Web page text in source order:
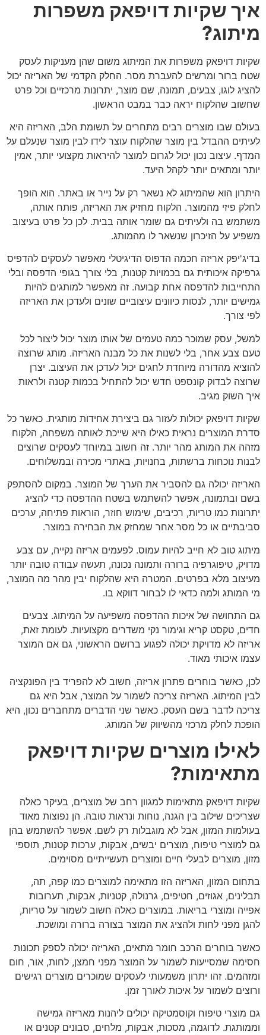
איך שקיות דויפאק משפרות
מיתוג?
שקיות דויפאק משפרות את המיתוג משום שהן מעניקות לעסק
שטח ברור ומרשים להעברת מסר. החלק הקדמי של האריזה יכול
להציג לוגו, צבעים, תמונה, שם מוצר, יתרונות מרכזיים וכל פרט
שחשוב שהלקוח יראה כבר במבט הראשון.
בעולם שבו מוצרים רבים מתחרים על תשומת הלב, האריזה היא
לעיתים ההבדל בין מוצר שהלקוח עוצר לידו לבין מוצר שנעלם על
המדף. עיצוב נכון יכול לגרום למוצר להיראות מקצועי יותר, אמין
יותר ומתאים יותר לקהל היעד.
היתרון הוא שהמיתוג לא נשאר רק על נייר או באתר. הוא הופך
לחלק פיזי מהמוצר. הלקוח מחזיק את האריזה, פותח אותה,
משתמש בה ולעיתים גם שומר אותה בבית. לכן כל פרט בעיצוב
משפיע על הזיכרון שנשאר לו מהמותג.
בדיג'יפק אריזה חכמה הדפוס הדיגיטלי מאפשר לעסקים להדפיס
גרפיקה איכותית גם בכמויות קטנות, בלי צורך בגופי הדפסה ובלי
התחייבות להדפסה אחת קבועה. זה מאפשר למותגים להיות
גמישים יותר, לנסות כיוונים עיצוביים שונים ולעדכן את האריזה
לפי צורך.
למשל, עסק שמוכר כמה טעמים של אותו מוצר יכול ליצור לכל
טעם צבע אחר, בלי לשנות את כל מבנה האריזה. מותג שרוצה
להוציא מהדורה מיוחדת לחגים יכול לעדכן את העיצוב. יצרן
שרוצה לבדוק קונספט חדש יכול להתחיל בכמות קטנה ולראות
איך השוק מגיב.
שקיות דויפאק יכולות לעזור גם ביצירת אחידות מותגית. כאשר כל
סדרת המוצרים נראית כאילו היא שייכת לאותה משפחה, הלקוח
מזהה את המותג מהר יותר. זה חשוב במיוחד לעסקים שרוצים
לבנות נוכחות ברשתות, בחנויות, באתרי מכירה ובמשלוחים.
האריזה יכולה גם להסביר את הערך של המוצר. במקום להסתפק
בשם ובתמונה, אפשר להשתמש בשטח ההדפסה כדי להציג
יתרונות כמו טריות, רכיבים, שימוש חוזר, הוראות פתיחה, ערכים
סביבתיים או כל מסר אחר שמחזק את הבחירה במוצר.
מיתוג טוב לא חייב להיות עמוס. לפעמים אריזה נקייה, עם צבע
מדויק, טיפוגרפיה ברורה ותמונה נכונה, תעשה עבודה טובה יותר
מעיצוב מלא בפרטים. המטרה היא שהלקוח יבין מהר מה המוצר,
מי המותג ולמה כדאי לו לבחור דווקא בו.
גם התחושה של איכות ההדפסה משפיעה על המיתוג. צבעים
חדים, טקסט קריא וגימור נקי משדרים מקצועיות. לעומת זאת,
אריזה לא מדויקת יכולה לפגוע ברושם הראשוני, גם אם המוצר
עצמו איכותי מאוד.
לכן, כאשר בוחרים פתרון אריזה, חשוב לא להפריד בין הפונקציה
לבין המיתוג. האריזה צריכה לשמור על המוצר, אבל היא גם
צריכה לדבר בשם העסק. כאשר שני הדברים מתחברים נכון, היא
הופכת לחלק מרכזי מהשיווק של המותג.
לאילו מוצרים שקיות דויפאק
מתאימות?
שקיות דויפאק מתאימות למגוון רחב של מוצרים, בעיקר כאלה
שצריכים שילוב בין הגנה, נוחות ונראות טובה. הן נפוצות מאוד
בעולמות המזון, אבל לא מוגבלות רק לשם. אפשר להשתמש בהן
גם למוצרי טיפוח, מוצרים יבשים, אבקות, ערכות קטנות, תוספי
מזון, מוצרים לבעלי חיים ומוצרים תעשייתיים מסוימים.
בתחום המזון, האריזה הזו מתאימה למוצרים כמו קפה, תה,
תבלינים, אגוזים, חטיפים, גרנולה, קטניות, אבקות, תערובות
אפייה ומוצרי בריאות. במוצרים כאלה חשוב לשמור על טריות,
להגן מפני לחות ולהציג את המוצר בצורה ברורה ומושכת.
כאשר בוחרים הרכב חומר מתאים, האריזה יכולה לספק תכונות
חסימה שמסייעות לשמור על המוצר מפני חמצן, לחות, אור, חום
ומזהמים. זהו יתרון משמעותי לעסקים שמוכרים מוצרים רגישים
ורוצים לשמור על איכות לאורך זמן.
גם מוצרי טיפוח וקוסמטיקה יכולים ליהנות מאריזה גמישה
וממותגת. לדוגמה, מסכות, אבקות, מלחים, סבונים קטנים או